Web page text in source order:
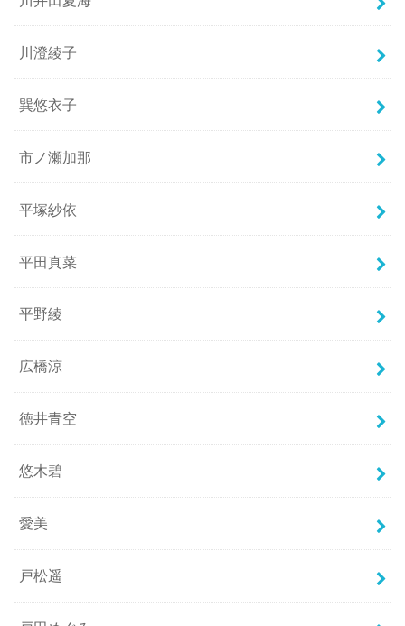
川澄綾子
巽悠衣子
市ノ瀬加那
平塚紗依
平田真菜
平野綾
広橋涼
徳井青空
悠木碧
愛美
戸松遥